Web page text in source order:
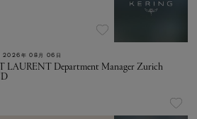
2026年 08月 06日
LAURENT Department Manager Zurich